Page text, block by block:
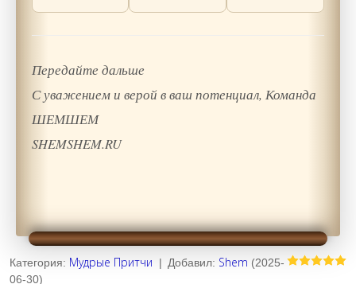
Передайте дальше
С уважением и верой в ваш потенциал, Команда
ШЕМШЕМ
SHEMSHEM.RU
Категория: Мудрые Притчи | Добавил: Shem (2025-
06-30)